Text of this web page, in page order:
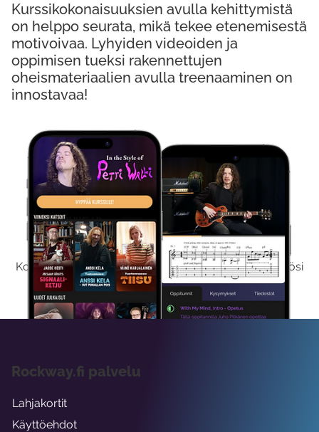
Kokeile Ilmaiseksi
Kokeilemalla ilmaiseksi saat koko sisältömme käyttöösi
viikon ajaksi.
Kurssikokonaisuuksien avulla kehittymistä
on helppo seurata, mikä tekee etenemisestä
motivoivaa. Lyhyiden videoiden ja
oppimisen tueksi rakennettujen
oheismateriaalien avulla treenaaminen on
innostavaa!
Rockway.fi palvelu
Lahjakortit
Käyttöehdot